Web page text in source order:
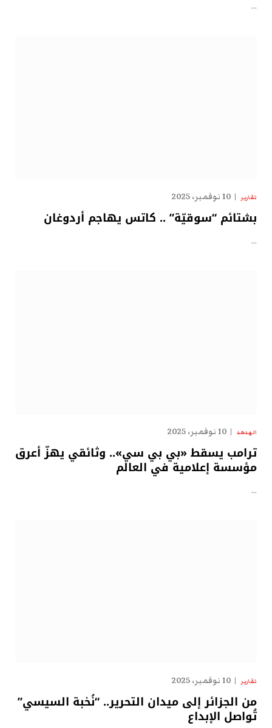
…
تقارير 10 نوفمبر، 2025
بشتائم “سوقيّة” .. كاتس يهاجم أردوغان
…
الهدهد 10 نوفمبر، 2025
ترامب يسقط «بي بي سي».. وثائقي يهزّ أعرق
مؤسسة إعلامية في العالم
…
تقارير 10 نوفمبر، 2025
من الجزائر إلى ميدان التحرير.. “نُخبة السيسي”
تُواصل الإبداع